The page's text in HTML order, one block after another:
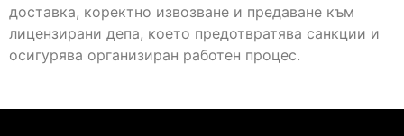
доставка, коректно извозване и предаване към
лицензирани депа, което предотвратява санкции и
осигурява организиран работен процес.